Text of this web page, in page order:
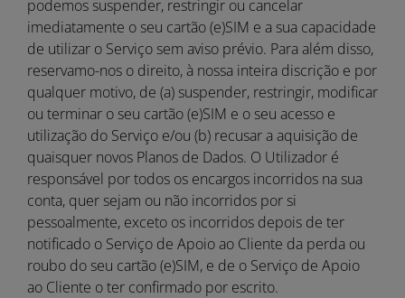
podemos suspender, restringir ou cancelar
imediatamente o seu cartão (e)SIM e a sua capacidade
de utilizar o Serviço sem aviso prévio. Para além disso,
reservamo-nos o direito, à nossa inteira discrição e por
qualquer motivo, de (a) suspender, restringir, modificar
ou terminar o seu cartão (e)SIM e o seu acesso e
utilização do Serviço e/ou (b) recusar a aquisição de
quaisquer novos Planos de Dados. O Utilizador é
responsável por todos os encargos incorridos na sua
conta, quer sejam ou não incorridos por si
pessoalmente, exceto os incorridos depois de ter
notificado o Serviço de Apoio ao Cliente da perda ou
roubo do seu cartão (e)SIM, e de o Serviço de Apoio
ao Cliente o ter confirmado por escrito.